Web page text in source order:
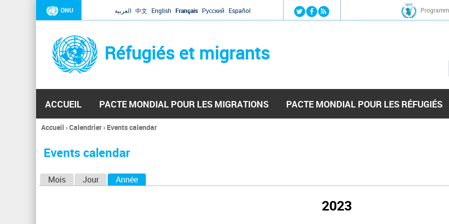
Jump to navigation
ONU العربية 中文 English Français Русский Español
Réfugiés et migrants
ACCUEIL PACTE MONDIAL POUR LES MIGRATIONS PACTE MONDIAL POUR LES RÉFUGIÉS
Vous
ici
Accueil ›Calendrier› Events calendar
Events calendar
Mois Jour Année
2023